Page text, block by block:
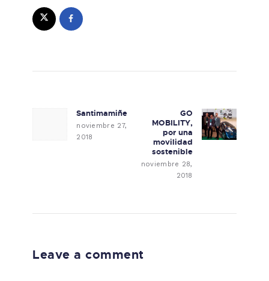
Previous post:
Santimamiñe
noviembre 27,
2018
Next post:
GO
MOBILITY,
por una
movilidad
sostenible
noviembre 28,
2018
Leave a comment